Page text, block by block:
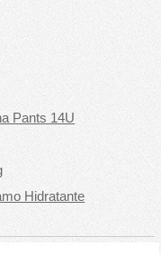
Pants 14U
Hidratante